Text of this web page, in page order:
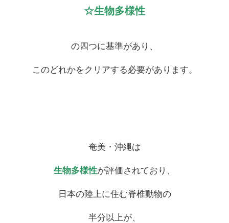
☆生物多様性
の四つに基準があり、
このどれかをクリアする必要があります。
奄美・沖縄は
生物多様性が評価されており、
日本の陸上に住む脊椎動物の
半分以上が、